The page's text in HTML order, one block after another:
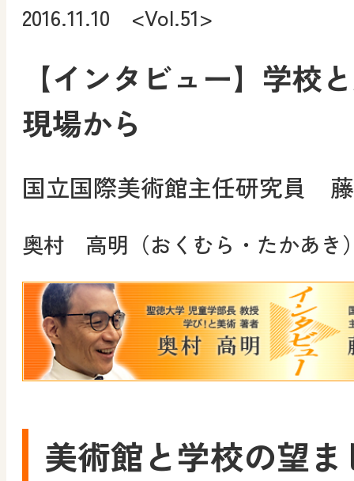
2016.11.10 <Vol.51>
【インタビュー】学校
現場から
国立国際美術館主任研究員
奥村 高明（おくむら・たかあき
美術館と学校の望